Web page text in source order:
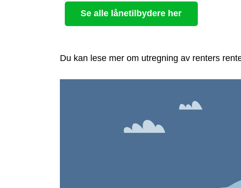
Se alle lånetilbydere her
Du kan lese mer om utregning av renters